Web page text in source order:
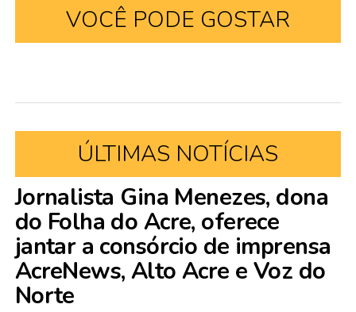
VOCÊ PODE GOSTAR
ÚLTIMAS NOTÍCIAS
Jornalista Gina Menezes, dona
do Folha do Acre, oferece
jantar a consórcio de imprensa
AcreNews, Alto Acre e Voz do
Norte